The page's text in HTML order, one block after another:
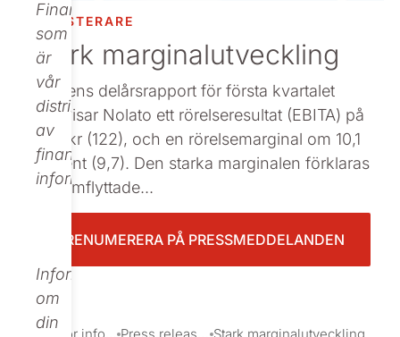
Finance,
som
är
vår
distributör
av
finansiell
information.
Informationen
om
din
INVESTERARE
Stark marginalutveckling
I dagens delårsrapport för första kvartalet
redovisar Nolato ett rörelseresultat (EBITA) på
94 mkr (122), och en rörelsemarginal om 10,1
procent (9,7). Den starka marginalen förklaras
av framflyttade...
PRENUMERERA PÅ PRESSMEDDELANDEN